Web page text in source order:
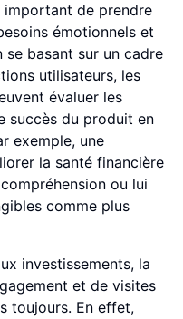
important de prendre
émotionnels et
basant sur un cadre
utilisateurs, les
évaluer les
succès du produit en
exemple, une
la santé financière
ou lui
comme plus
investissements, la
et de visites
toujours. En effet,